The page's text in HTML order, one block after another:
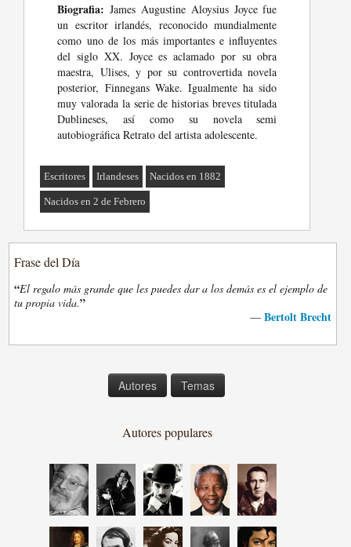
Biografia: James Augustine Aloysius Joyce fue
un escritor irlandés, reconocido mundialmente
como uno de los más importantes e influyentes
del siglo XX. Joyce es aclamado por su obra
maestra, Ulises, y por su controvertida novela
posterior, Finnegans Wake. Igualmente ha sido
muy valorada la serie de historias breves titulada
Dublineses, así como su novela semi
autobiográfica Retrato del artista adolescente.
Escritores Irlandeses Nacidos en 1882
Nacidos en 2 de Febrero
Frase del Día
“El regalo más grande que les puedes dar a los demás es el ejemplo de
tu propia vida.”
— Bertolt Brecht
Autores Temas
Autores populares